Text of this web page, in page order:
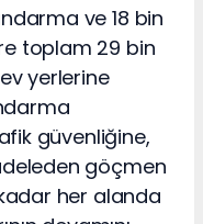
ve 18 bin
toplam 29 bin
yerlerine
güvenliğine,
göçmen
her alanda